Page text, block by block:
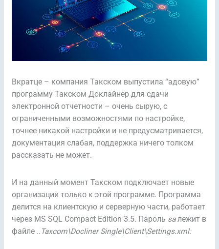
Вкратце – компания Такском выпустила “адовую”
программу Такском Доклайнер для сдачи
электронной отчетности – очень сырую, с
ограниченными возможностями по настройке,
точнее никакой настройки и не предусматривается,
документация слабая, поддержка ничего толком
рассказать не может.
И на данный момент Такском подключает новые
организации только к этой программе. Программа
делится на клиентскую и серверную части, работает
через MS SQL Compact Edition 3.5. Пароль saлежит в
файле ..Taxcom\Docliner Single\Client\Settings.xml: